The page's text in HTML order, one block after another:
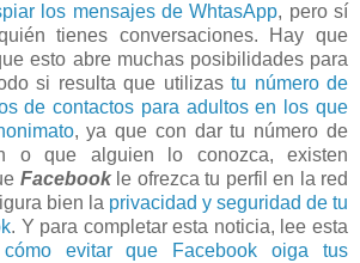
los mensajes de WhtasApp, pero sí
tienes conversaciones. Hay que
esto abre muchas posibilidades para
si resulta que utilizas tu número de
de contactos para adultos en los que
, ya que con dar tu número de
o que alguien lo conozca, existen
Facebookle ofrezca tu perfil en la red
bien la privacidad y seguridad de tu
. Y para completar esta noticia, lee esta
cómo evitar que Facebook oiga tus